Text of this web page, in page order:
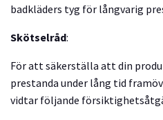
badkläders tyg för långvarig
Skötselråd:
För att säkerställa att din
prestanda under lång tid
vidtar följande